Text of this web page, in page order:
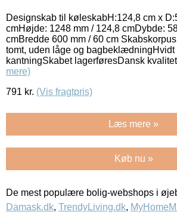
Designskab til køleskabH:124,8 cm x
cmHøjde: 1248 mm / 124,8 cmDybde:
cmBredde 600 mm / 60 cm
tomt, uden låge og bagbeklædningHvidt
kantningSkabet lagerføresDansk
mere)
791 kr. (Vis fragtpris)
Læs mere »
Køb nu »
De mest populære bolig-webshops i
Damask.dk, TrendyLiving.dk,